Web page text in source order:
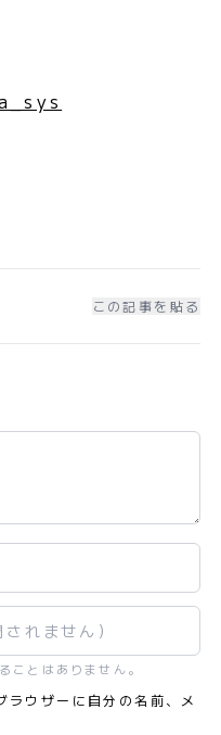
この記事を貼る
ことはありません。
ラウザーに自分の名前、メ